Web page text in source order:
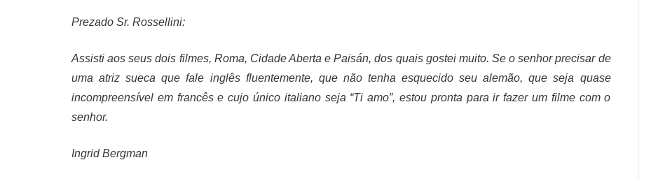
Prezado Sr. Rossellini:
Assisti aos seus dois filmes, Roma, Cidade Aberta e Paisán, dos quais gostei muito. Se o senhor precisar de
uma atriz sueca que fale inglês fluentemente, que não tenha esquecido seu alemão, que seja quase
incompreensível em francês e cujo único italiano seja “Ti amo”, estou pronta para ir fazer um filme com o
senhor.
Ingrid Bergman